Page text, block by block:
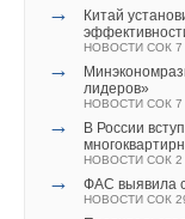
→
Китай
НОВОСТИ СОК 7
→
лидеров»
НОВОСТИ СОК 7
→
В России
НОВОСТИ СОК 2
→ ФАС выявила
НОВОСТИ СОК